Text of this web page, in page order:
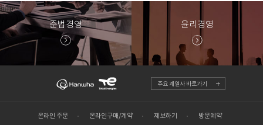
준법경영 윤리경영
주요 계열사 바로가기
온라인 주문 온라인구매/계약 제보하기 방문예약